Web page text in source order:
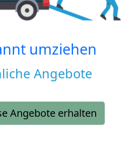
umziehen
Angebote
Angebote erhalten